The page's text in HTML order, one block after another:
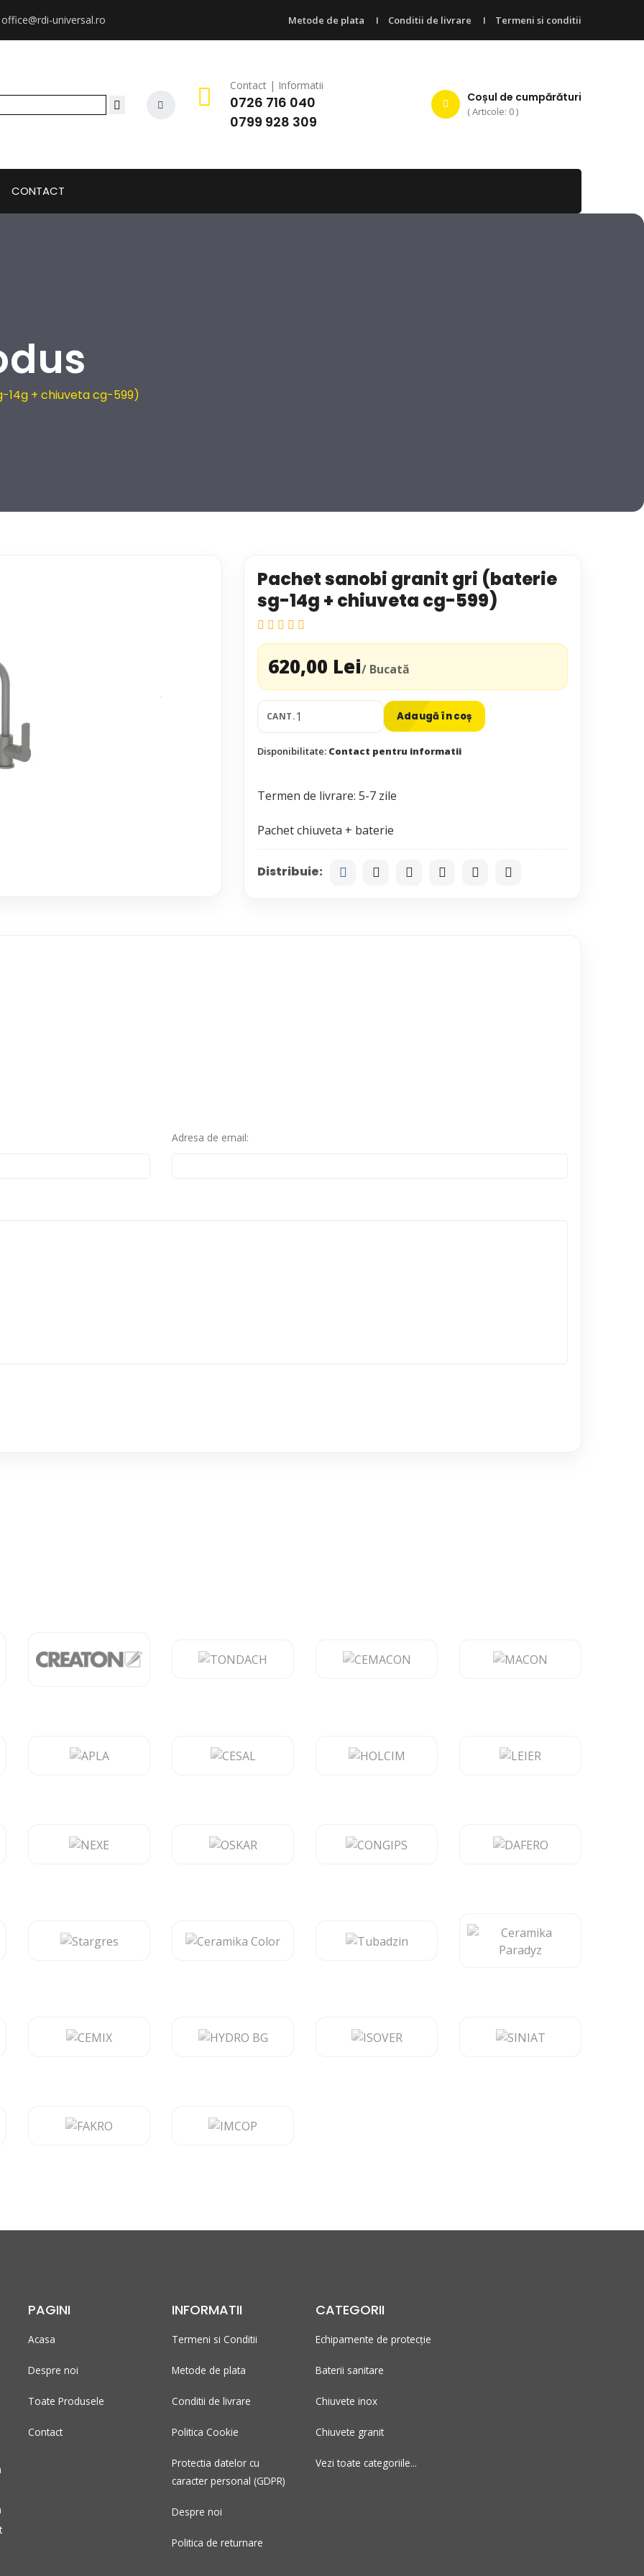
office@rdi-universal.ro Metode de plata Conditii de livrare Termeni si conditii
Contact | Informatii
0726 716 040
0799 928 309
Coșul de cumpărături
( Articole: 0 )
CONTACT
14g + chiuveta cg-599)
Pachet sanobi granit gri (baterie
sg-14g + chiuveta cg-599)
620,00 Lei/ Bucată
CANT. Adaugă în coș
Disponibilitate: Contact pentru informatii
Termen de livrare: 5-7 zile
Distribuie:
Adresa de email:
PAGINI
Acasa
Despre noi
Toate Produsele
Contact
INFORMATII
Termeni si Conditii
Metode de plata
Conditii de livrare
Politica Cookie
Protectia datelor cu
caracter personal (GDPR)
Despre noi
Politica de returnare
CATEGORII
Echipamente de protecție
Baterii sanitare
Chiuvete inox
Chiuvete granit
Vezi toate categoriile...